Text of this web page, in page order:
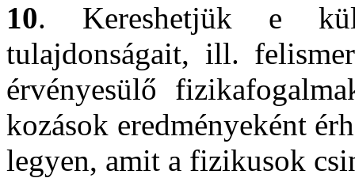
10. Kereshetjük e
tulajdonságait, ill.
érvényesülő
kozások eredményeként
legyen, amit a fizikusok